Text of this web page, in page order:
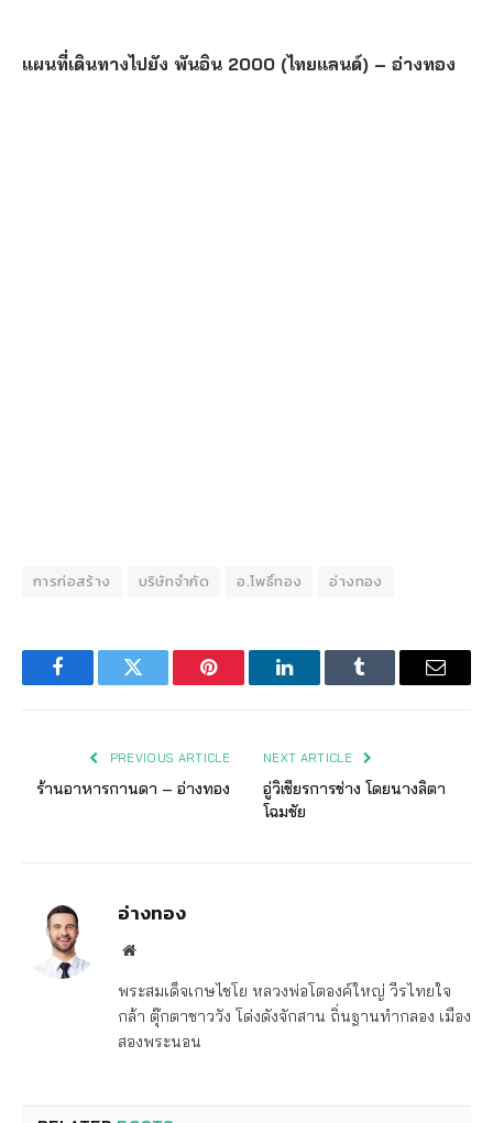
แผนที่เดินทางไปยัง พันอิน 2000 (ไทยแลนด์) – อ่างทอง
การก่อสร้าง บริษัทจำกัด อ.โพธิ์ทอง อ่างทอง
FacebookTwitter Pinterest LinkedInTumblr Email
PREVIOUS ARTICLE
ร้านอาหารกานดา – อ่างทอง
NEXT ARTICLE
อู่วิเชียรการช่าง โดยนางลิตา
โฉมชัย
อ่างทอง
Website
พระสมเด็จเกษไชโย หลวงพ่อโตองค์ใหญ่ วีรไทยใจ
กล้า ตุ๊กตาชาววัง โด่งดังจักสาน ถิ่นฐานทำกลอง เมือง
สองพระนอน